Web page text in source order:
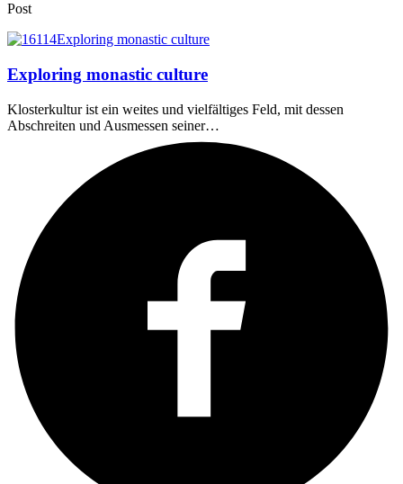
Post
Exploring monastic culture
Klosterkultur ist ein weites und vielfältiges Feld, mit dessen
Abschreiten und Ausmessen seiner…